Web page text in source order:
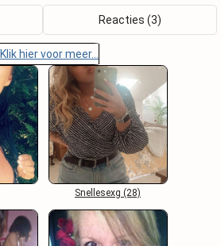
Reacties (3)
Snellesexg (28)